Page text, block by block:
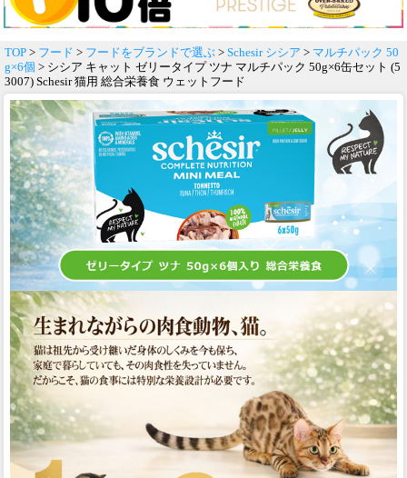
TOP > フード > フードをブランドで選ぶ > Schesir シシア > マルチパック 50
g×6個 > シシア キャット ゼリータイプ ツナ マルチパック 50g×6缶セット (5
3007) Schesir 猫用 総合栄養食 ウェットフード